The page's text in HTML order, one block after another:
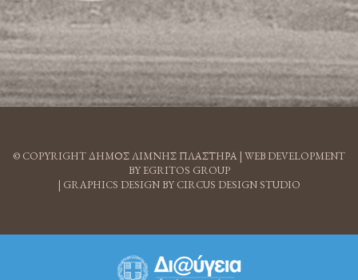
© COPYRIGHT ΔΗΜΟΣ ΛΙΜΝΗΣ ΠΛΑΣΤΗΡΑ | WEB DEVELOPMENT
BY EGRITOS GROUP
| GRAPHICS DESIGN BY CIRCUS DESIGN STUDIO